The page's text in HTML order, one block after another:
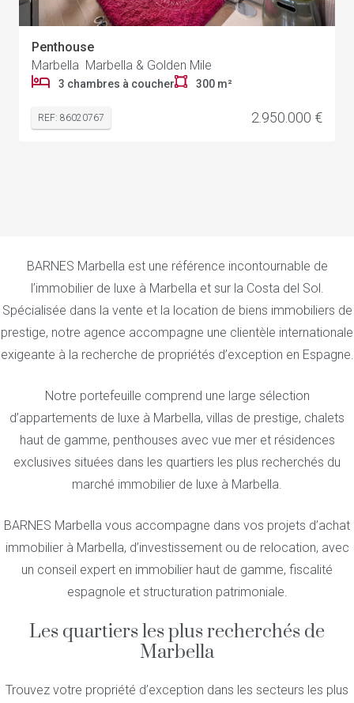
Penthouse
Marbella Marbella & Golden Mile
3 chambres à coucher 300 m²
REF: 86020767 2.950.000 €
BARNES Marbella est une référence incontournable de
l’immobilier de luxe à Marbella et sur la Costa del Sol.
Spécialisée dans la vente et la location de biens immobiliers de
prestige, notre agence accompagne une clientèle internationale
exigeante à la recherche de propriétés d’exception en Espagne.
Notre portefeuille comprend une large sélection
d’appartements de luxe à Marbella, villas de prestige, chalets
haut de gamme, penthouses avec vue mer et résidences
exclusives situées dans les quartiers les plus recherchés du
marché immobilier de luxe à Marbella.
BARNES Marbella vous accompagne dans vos projets d’achat
immobilier à Marbella, d’investissement ou de relocation, avec
un conseil expert en immobilier haut de gamme, fiscalité
espagnole et structuration patrimoniale.
Les quartiers les plus recherchés de
Marbella
Trouvez votre propriété d’exception dans les secteurs les plus